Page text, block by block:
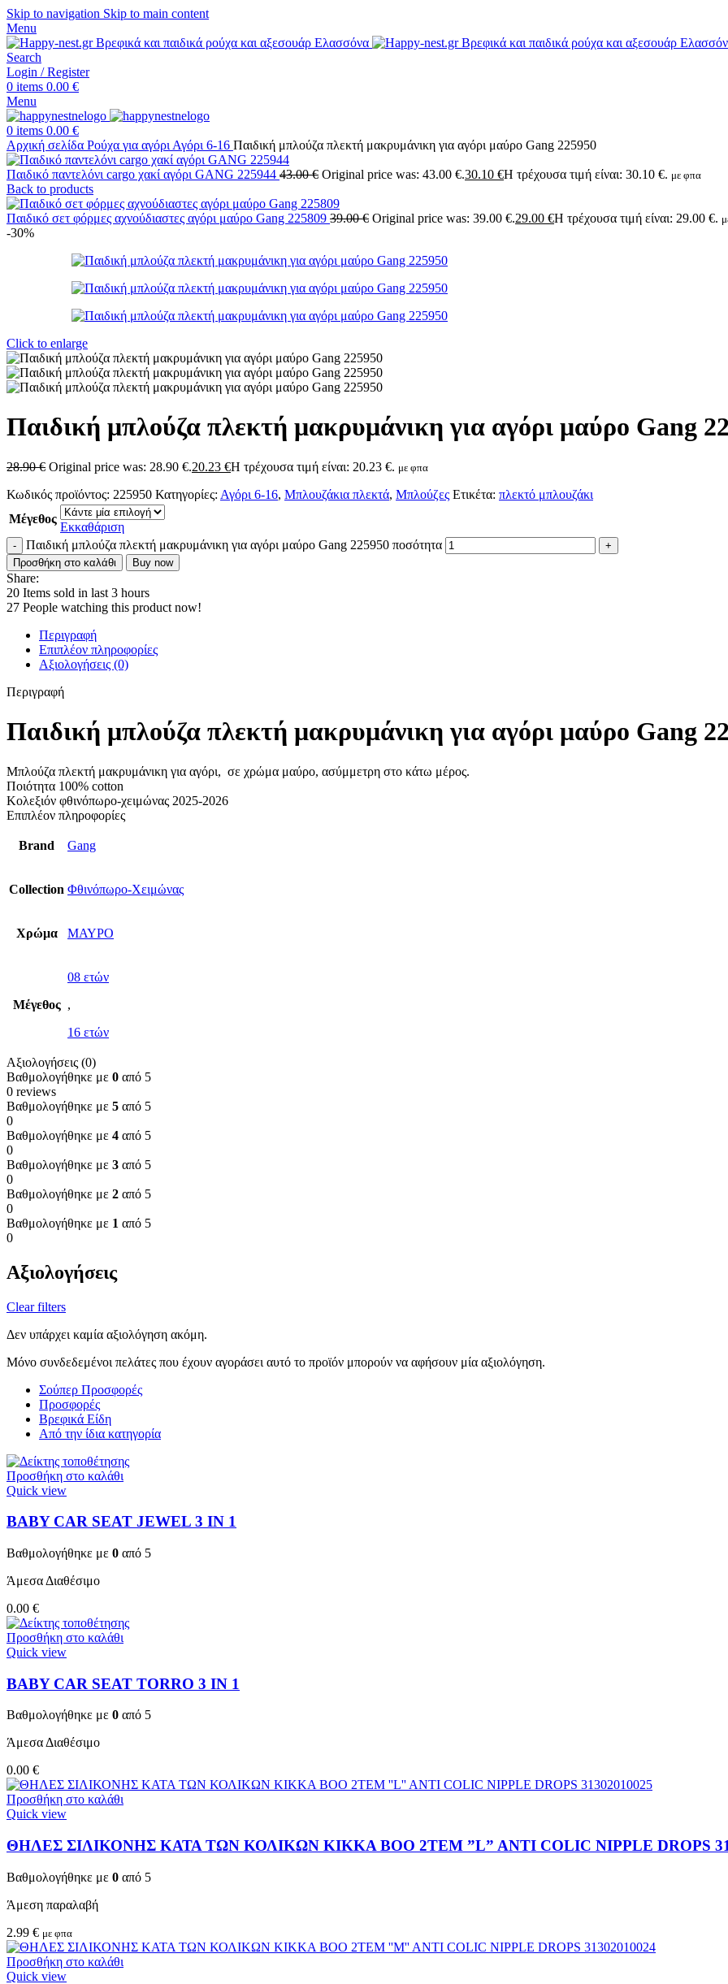
Skip to navigation Skip to main content
Menu
Search
Login / Register
0 items 0.00 €
Menu
0 items 0.00 €
Αρχική σελίδα Ρούχα για αγόρι Αγόρι 6-16 Παιδική μπλούζα πλεκτή μακρυμάνικη για αγόρι μαύρο Gang 225950
Παιδικό παντελόνι cargo χακί αγόρι GANG 225944 43.00€ Original price was: 43.00 €.30.10 €Η τρέχουσα τιμή είναι: 30.10 €. με φπα
Back to products
Παιδικό σετ φόρμες αχνούδιαστες αγόρι μαύρο Gang 225809 39.00€ Original price was: 39.00 €.29.00 €Η τρέχουσα τιμή είναι: 29.00 €.
-30%
Click to enlarge
Παιδική μπλούζα πλεκτή μακρυμάνικη για αγόρι μαύρο Gang
28.90€ Original price was: 28.90 €.20.23 €Η τρέχουσα τιμή είναι: 20.23 €. με φπα
Κωδικός προϊόντος: 225950 Κατηγορίες: Αγόρι 6-16, Μπλουζάκια πλεκτά, Μπλούζες Ετικέτα: πλεκτό μπλουζάκι
Μέγεθος
Εκκαθάριση
Παιδική μπλούζα πλεκτή μακρυμάνικη για αγόρι μαύρο Gang 225950 ποσότητα
Προσθήκη στο καλάθι Buy now
Share:
20 Items sold in last 3 hours
27 People watching this product now!
Περιγραφή
Επιπλέον πληροφορίες
Αξιολογήσεις (0)
Περιγραφή
Παιδική μπλούζα πλεκτή μακρυμάνικη για αγόρι μαύρο Gang
Μπλούζα πλεκτή μακρυμάνικη για αγόρι, σε χρώμα μαύρο, ασύμμετρη στο κάτω μέρος.
Ποιότητα 100% cotton
Κολεξιόν φθινόπωρο-χειμώνας 2025-2026
Επιπλέον πληροφορίες
Brand Gang
Collection Φθινόπωρο-Χειμώνας
Χρώμα ΜΑΥΡΟ
Μέγεθος
08 ετών
,
16 ετών
Αξιολογήσεις (0)
Βαθμολογήθηκε με 0 από 5
0 reviews
Βαθμολογήθηκε με 5 από 5
0
Βαθμολογήθηκε με 4 από 5
0
Βαθμολογήθηκε με 3 από 5
0
Βαθμολογήθηκε με 2 από 5
0
Βαθμολογήθηκε με 1 από 5
0
Αξιολογήσεις
Clear filters
Δεν υπάρχει καμία αξιολόγηση ακόμη.
Μόνο συνδεδεμένοι πελάτες που έχουν αγοράσει αυτό το προϊόν μπορούν να αφήσουν μία αξιολόγηση.
Σούπερ Προσφορές
Προσφορές
Βρεφικά Είδη
Από την ίδια κατηγορία
Προσθήκη στο καλάθι
Quick view
BABY CAR SEAT JEWEL 3 ΙΝ 1
Βαθμολογήθηκε με 0 από 5
Άμεσα Διαθέσιμο
0.00 €
Προσθήκη στο καλάθι
Quick view
BABY CAR SEAT TORRO 3 ΙΝ 1
Βαθμολογήθηκε με 0 από 5
Άμεσα Διαθέσιμο
0.00 €
Προσθήκη στο καλάθι
Quick view
ΘΗΛΕΣ ΣΙΛΙΚΟΝΗΣ ΚΑΤΑ ΤΩΝ ΚΟΛΙΚΩΝ KIKKA BOO 2TEM ”L” ANTI COLIC NIPPLE DROPS
Βαθμολογήθηκε με 0 από 5
Άμεση παραλαβή
2.99 € με φπα
Προσθήκη στο καλάθι
Quick view